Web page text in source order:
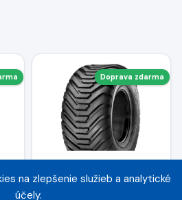
Doprava zdarma
ALLIANCE 500/50 -
na zlepšenie služieb a analytické
účely.